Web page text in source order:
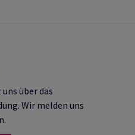
über das
Wir melden uns